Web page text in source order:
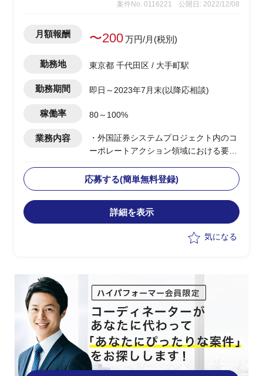
案件No. 0116221
公開日: 2022/12/08
月額報酬 〜200万円/月(税別)
勤務地 東京都 千代田区 / 大手町駅
勤務期間 即日～2023年7月末(以降応相談)
稼働率 80～100%
業務内容
・外国証券システムプロジェクト内のコ
ーポレートアクション領域における要件
業務支援(PMO)
・グローバルITプロジェクト内のコーポ
レートアクション領域システムのリード
応募する(簡単無料登録)
詳細を表示
気になる